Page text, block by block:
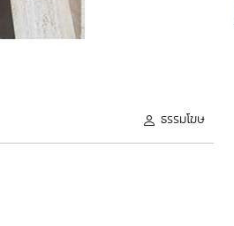
ธรรมโฆษ